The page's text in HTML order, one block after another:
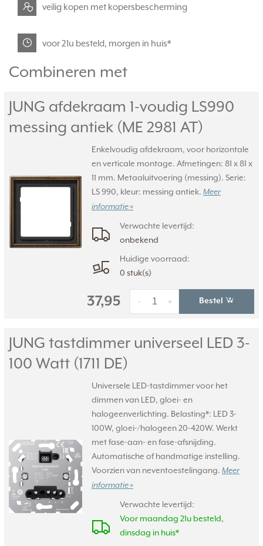
veilig kopen met kopersbescherming
voor 21u besteld, morgen in huis*
Combineren met
JUNG afdekraam 1-voudig LS990
messing antiek (ME 2981 AT)
Enkelvoudig afdekraam, voor horizontale
en verticale montage. Afmetingen: 81 x 81 x
11 mm. Metaaluitvoering (messing). Serie:
LS 990, kleur: messing antiek. Meer
informatie »
Verwachte levertijd:
onbekend
Huidige voorraad:
0 stuk(s)
37,95 +
- Bestel
JUNG tastdimmer universeel LED 3-
100 Watt (1711 DE)
Universele LED-tastdimmer voor het
dimmen van LED, gloei- en
halogeenverlichting. Belasting*: LED 3-
100W, gloei-/halogeen 20-420W. Werkt
met fase-aan- en fase-afsnijding.
Automatische of handmatige instelling.
Voorzien van neventoestelingang. Meer
informatie »
Verwachte levertijd:
Voor maandag 21u besteld,
dinsdag in huis*